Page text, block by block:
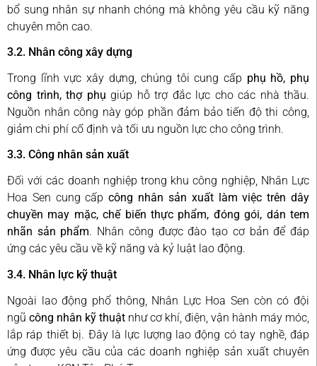
bổ sung nhân sự nhanh chóng mà không yêu cầu kỹ năng
chuyên môn cao.
3.2. Nhân công xây dựng
Trong lĩnh vực xây dựng, chúng tôi cung cấp phụ hồ, phụ
công trình, thợ phụ giúp hỗ trợ đắc lực cho các nhà thầu.
Nguồn nhân công này góp phần đảm bảo tiến độ thi công,
giảm chi phí cố định và tối ưu nguồn lực cho công trình.
3.3. Công nhân sản xuất
Đối với các doanh nghiệp trong khu công nghiệp, Nhân Lực
Hoa Sen cung cấpcông nhân sản xuất làm việc trên dây
chuyền may mặc, chế biến thực phẩm, đóng gói, dán tem
nhãn sản phẩm. Nhân công được đào tạo cơ bản để đáp
ứng các yêu cầu về kỹ năng và kỷ luật lao động.
3.4. Nhân lực kỹ thuật
Ngoài lao động phổ thông, Nhân Lực Hoa Sen còn có đội
ngũ công nhân kỹ thuật như cơ khí, điện, vận hành máy móc,
lắp ráp thiết bị. Đây là lực lượng lao động có tay nghề, đáp
ứng được yêu cầu của các doanh nghiệp sản xuất chuyên